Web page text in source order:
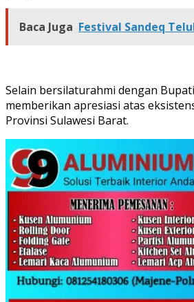
Baca Juga Festival Sandeq
Selain bersilaturahmi dengan
memberikan apresiasi atas
Provinsi Sulawesi Barat.